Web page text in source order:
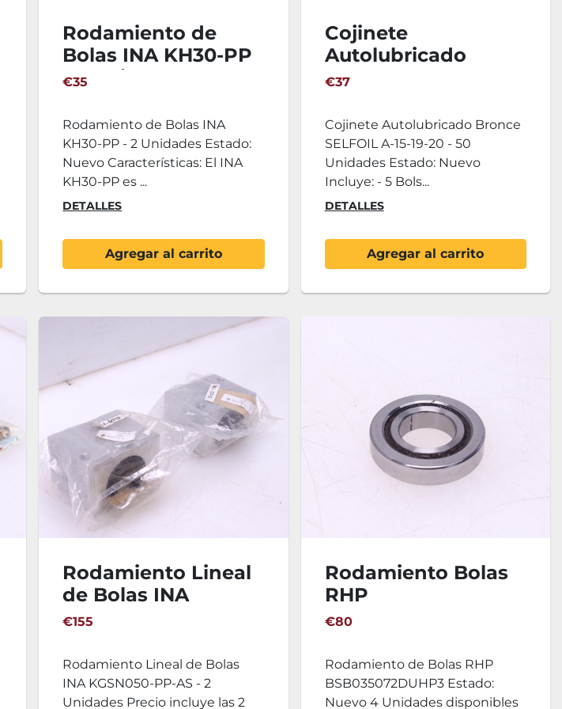
Rodamiento de
Bolas INA KH30-PP
- 2 Unidades
€35
Rodamiento de Bolas INA
KH30-PP - 2 Unidades Estado:
Nuevo Características: El INA
KH30-PP es ...
DETALLES
Agregar al carrito
Cojinete
Autolubricado
Bronce SELFOIL A-
Unidades
€37
Cojinete Autolubricado Bronce
SELFOIL A-15-19-20 - 50
Unidades Estado: Nuevo
Incluye: - 5 Bols...
DETALLES
Agregar al carrito
Rodamiento Lineal
de Bolas INA
KGSN050-PP-AS - 2
€155
Rodamiento Lineal de Bolas
INA KGSN050-PP-AS - 2
Unidades Precio incluye las 2
Rodamiento Bolas
RHP
BSB035072DUHP3
€80
Rodamiento de Bolas RHP
BSB035072DUHP3 Estado:
Nuevo 4 Unidades disponibles